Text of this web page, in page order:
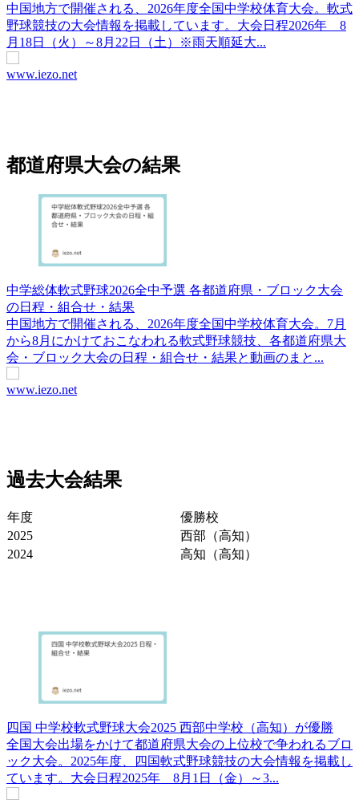
中国地方で開催される、2026年度全国中学校体育大会。軟式
野球競技の大会情報を掲載しています。大会日程2026年 8
月18日（火）～8月22日（土）※雨天順延大...
www.iezo.net
都道府県大会の結果
中学総体軟式野球2026全中予選 各都道府県・ブロック大会
の日程・組合せ・結果
中国地方で開催される、2026年度全国中学校体育大会。7月
から8月にかけておこなわれる軟式野球競技、各都道府県大
会・ブロック大会の日程・組合せ・結果と動画のまと...
www.iezo.net
過去大会結果
年度
優勝校
2025
西部（高知）
2024
高知（高知）
四国 中学校軟式野球大会2025 西部中学校（高知）が優勝
全国大会出場をかけて都道府県大会の上位校で争われるブロ
ック大会。2025年度、四国軟式野球競技の大会情報を掲載し
ています。大会日程2025年 8月1日（金）～3...